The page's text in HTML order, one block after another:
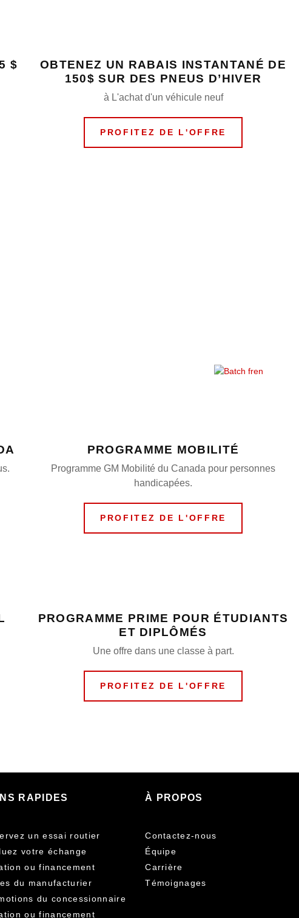
$
OBTENEZ UN RABAIS INSTANTANÉ DE
150$ SUR DES PNEUS D’HIVER
à L'achat d'un véhicule neuf
PROFITEZ DE L'OFFRE
PROGRAMME MOBILITÉ
Programme GM Mobilité du Canada pour personnes
handicapées.
PROFITEZ DE L'OFFRE
PROGRAMME PRIME POUR ÉTUDIANTS
ET DIPLÔMÉS
Une offre dans une classe à part.
PROFITEZ DE L'OFFRE
RAPIDES
un essai routier
votre échange
ou financement
du manufacturier
du concessionnaire
ou financement
À PROPOS
Contactez-nous
Équipe
Carrière
Témoignages